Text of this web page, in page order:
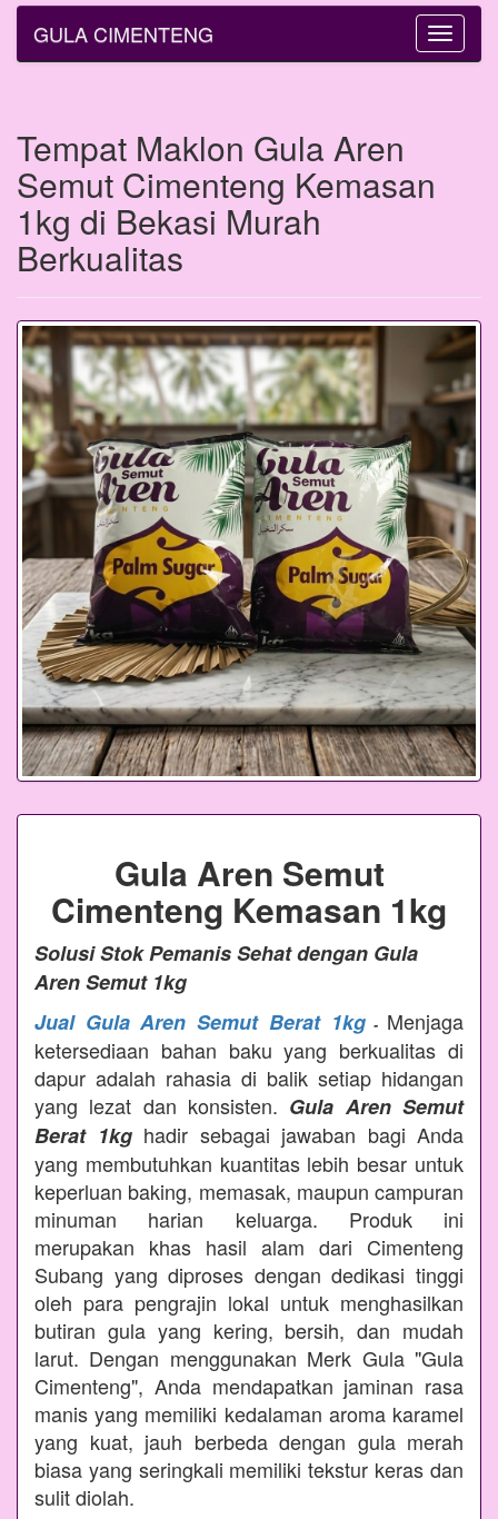
Toggle
GULA CIMENTENG
Tempat Maklon Gula Aren
Semut Cimenteng Kemasan
1kg di Bekasi Murah
Berkualitas
Gula Aren Semut
Cimenteng Kemasan 1kg
Solusi Stok Pemanis Sehat dengan Gula
Aren Semut 1kg
Jual Gula Aren Semut Berat 1kg- Menjaga
ketersediaan bahan baku yang berkualitas di
dapur adalah rahasia di balik setiap hidangan
yang lezat dan konsisten. Gula Aren Semut
Berat 1kghadir sebagai jawaban bagi Anda
yang membutuhkan kuantitas lebih besar untuk
keperluan baking, memasak, maupun campuran
minuman harian keluarga. Produk ini
merupakan khas hasil alam dari Cimenteng
Subang yang diproses dengan dedikasi tinggi
oleh para pengrajin lokal untuk menghasilkan
butiran gula yang kering, bersih, dan mudah
larut. Dengan menggunakan Merk Gula "Gula
Cimenteng", Anda mendapatkan jaminan rasa
manis yang memiliki kedalaman aroma karamel
yang kuat, jauh berbeda dengan gula merah
biasa yang seringkali memiliki tekstur keras dan
sulit diolah.